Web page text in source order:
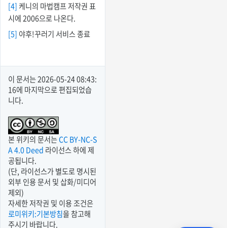
[4] 케니의 마법캠프 저작권 표
시에 2006으로 나온다.
[5] 야후!꾸러기 서비스 종료
이 문서는2026-05-24 08:43:
16에 마지막으로 편집되었습
니다.
본 위키의 문서는CC BY-NC-S
A 4.0 Deed 라이선스 하에 제
공됩니다.
(단, 라이선스가 별도로 명시된
외부 인용 문서 및 삽화/미디어
제외)
자세한 저작권 및 이용 조건은
로미위키:기본방침을 참고해
주시기 바랍니다.